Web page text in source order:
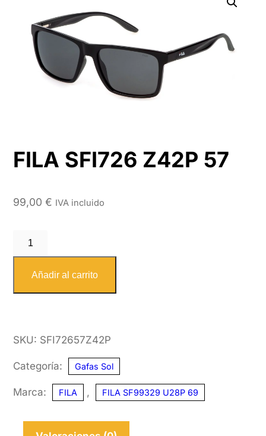
FILA SFI726 Z42P 57
99,00€ IVA incluido
FILA
SFI726
Z42PAñadir al carrito
SKU: SFI72657Z42P
Categoría: Gafas Sol
Marca: FILA , FILA SF99329 U28P 69